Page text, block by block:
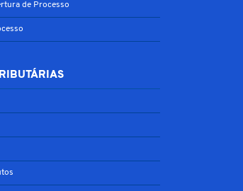
de Processo